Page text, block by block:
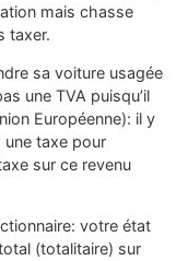
mais chasse
taxer.
sa voiture usagée
une TVA puisqu’il
Européenne): il y
une taxe pour
sur ce revenu
votre état
(totalitaire) sur